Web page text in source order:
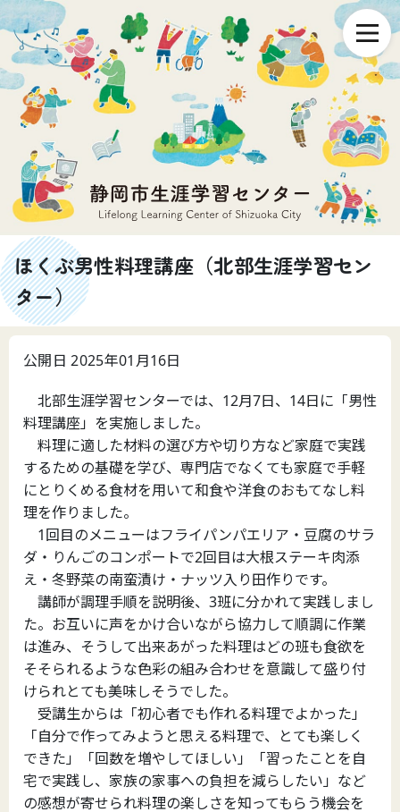
ほくぶ男性料理講座（北部生涯学習セン
ター）
公開日 2025年01月16日
北部生涯学習センターでは、12月7日、14日に「男性
料理講座」を実施しました。
料理に適した材料の選び方や切り方など家庭で実践
するための基礎を学び、専門店でなくても家庭で手軽
にとりくめる食材を用いて和食や洋食のおもてなし料
理を作りました。
1回目のメニューはフライパンパエリア・豆腐のサラ
ダ・りんごのコンポートで2回目は大根ステーキ肉添
え・冬野菜の南蛮漬け・ナッツ入り田作りです。
講師が調理手順を説明後、3班に分かれて実践しまし
た。お互いに声をかけ合いながら協力して順調に作業
は進み、そうして出来あがった料理はどの班も食欲を
そそられるような色彩の組み合わせを意識して盛り付
けられとても美味しそうでした。
受講生からは「初心者でも作れる料理でよかった」
「自分で作ってみようと思える料理で、とても楽しく
できた」「回数を増やしてほしい」「習ったことを自
宅で実践し、家族の家事への負担を減らしたい」など
の感想が寄せられ料理の楽しさを知ってもらう機会を